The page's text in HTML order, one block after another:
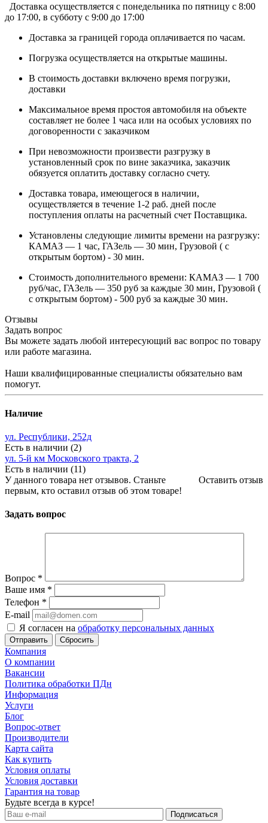
Доставка осуществляется c понедельника по пятницу с 8:00
до 17:00, в субботу с 9:00 до 17:00
Доставка за границей города оплачивается по часам.
Погрузка осуществляется на открытые машины.
В стоимость доставки включено время погрузки,
доставки
Максимальное время простоя автомобиля на объекте
составляет не более 1 часа или на особых условиях по
договоренности с заказчиком
При невозможности произвести разгрузку в
установленный срок по вине заказчика, заказчик
обязуется оплатить доставку согласно счету.
Доставка товара, имеющегося в наличии,
осуществляется в течение 1-2 раб. дней после
поступления оплаты на расчетный счет Поставщика.
Установлены следующие лимиты времени на разгрузку:
КАМАЗ — 1 час, ГАЗель — 30 мин, Грузовой ( с
открытым бортом) - 30 мин.
Стоимость дополнительного времени: КАМАЗ — 1 700
руб/час, ГАЗель — 350 руб за каждые 30 мин, Грузовой (
с открытым бортом) - 500 руб за каждые 30 мин.
Отзывы
Задать вопрос
Вы можете задать любой интересующий вас вопрос по товару
или работе магазина.
Наши квалифицированные специалисты обязательно вам
помогут.
Наличие
ул. Республики, 252д
Есть в наличии (2)
ул. 5-й км Московского тракта, 2
Есть в наличии (11)
Оставить отзыв
У данного товара нет отзывов. Станьте
первым, кто оставил отзыв об этом товаре!
Задать вопрос
Вопрос *
Ваше имя *
Телефон *
E-mail
Я согласен на обработку персональных данных
Сбросить
Компания
О компании
Вакансии
Политика обработки ПДн
Информация
Услуги
Блог
Вопрос-ответ
Производители
Карта сайта
Как купить
Условия оплаты
Условия доставки
Гарантия на товар
Будьте всегда в курсе!